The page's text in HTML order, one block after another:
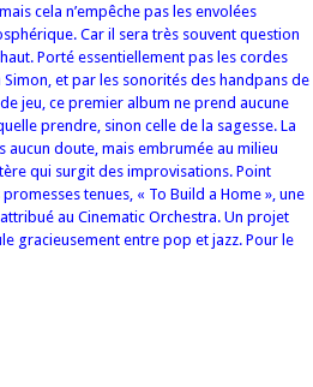
cela n’empêche pas les envolées
Car il sera très souvent question
Porté essentiellement pas les cordes
Simon, et par les sonorités des handpans de
jeu, ce premier album ne prend aucune
prendre, sinon celle de la sagesse. La
aucun doute, mais embrumée au milieu
qui surgit des improvisations. Point
promesses tenues, « To Build a Home », une
au Cinematic Orchestra. Un projet
gracieusement entre pop et jazz. Pour le